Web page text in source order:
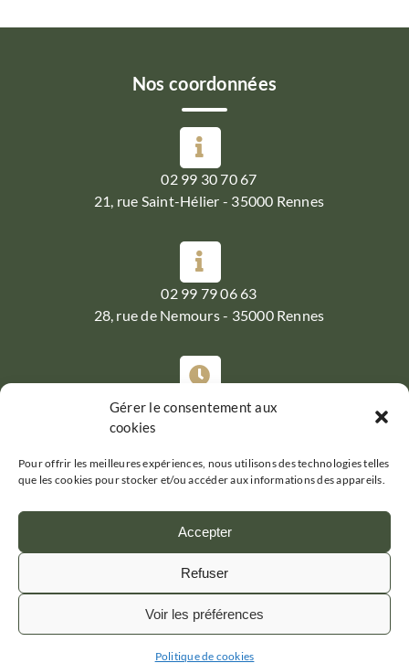
Gérer le consentement aux
cookies
Pour offrir les meilleures expériences, nous utilisons des technologies telles
que les cookies pour stocker et/ou accéder aux informations des appareils.
Accepter
Refuser
Voir les préférences
Politique de cookies
Nos coordonnées
02 99 30 70 67
21, rue Saint-Hélier - 35000 Rennes
02 99 79 06 63
28, rue de Nemours - 35000 Rennes
Du Mardi au Samedi :
GRAND PÈRE JULES
Mentions légales
Politique de confidentialité
Plan de site